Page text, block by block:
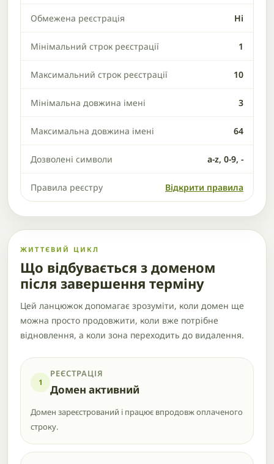
Обмежена реєстрація Ні
Мінімальний строк реєстрації 1
Максимальний строк реєстрації 10
Мінімальна довжина імені 3
Максимальна довжина імені 64
Дозволені символи a-z, 0-9, -
Правила реєстру Відкрити правила
ЖИТТЄВИЙ ЦИКЛ
Що відбувається з доменом
після завершення терміну
Цей ланцюжок допомагає зрозуміти, коли домен ще
можна просто продовжити, коли вже потрібне
відновлення, а коли зона переходить до видалення.
1
РЕЄСТРАЦІЯ
Домен активний
Домен зареєстрований і працює впродовж оплаченого
строку.